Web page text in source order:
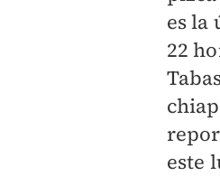
es la
22
este